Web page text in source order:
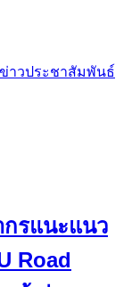
ข่าวประชาสัมพันธ์
กรแนะแนว
Road